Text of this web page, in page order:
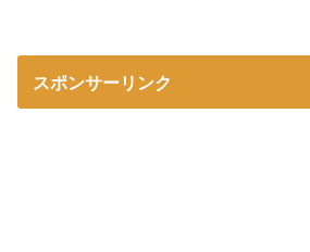
スポンサーリンク